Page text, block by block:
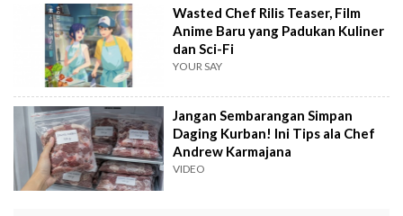
Wasted Chef Rilis Teaser, Film
Anime Baru yang Padukan Kuliner
dan Sci-Fi
YOUR SAY
Jangan Sembarangan Simpan
Daging Kurban! Ini Tips ala Chef
Andrew Karmajana
VIDEO